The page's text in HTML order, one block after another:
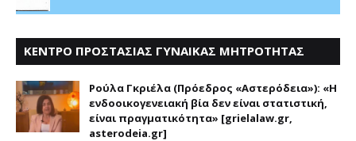
ΚΕΝΤΡΟ ΠΡΟΣΤΑΣΙΑΣ ΓΥΝΑΙΚΑΣ ΜΗΤΡΟΤΗΤΑΣ
Ρούλα Γκριέλα (Πρόεδρος «Αστερόδεια»): «Η
ενδοοικογενειακή βία δεν είναι στατιστική,
είναι πραγματικότητα» [grielalaw.gr,
asterodeia.gr]